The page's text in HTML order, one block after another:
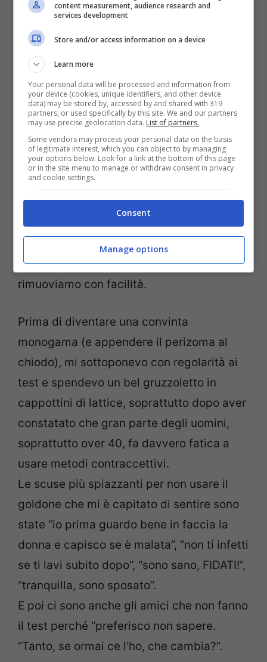
Perché l’AIDS non si può curare: i farmaci
antiretrovirali riescono solo a ritardare il
peggio e non esiste ancora un vaccino. E
perché chiunque può contrarre il virus,
anche tu che rimorchi quel barista carino e
pensi va be’, cosa vuoi che sia questa volta
senza…
1° dicembreè laGiornata Mondiale della
Lotta contro l’AIDS
A differenza di molti cinici, sono a favore
delle giornate commemorative, perché
sono spesso l’unico modo per stimolare la
nostra memoria su argomenti che
rimuoviamo con facilità.
Prima di diventare una convinta
monogama (e appendere il perizoma al
chiodo), mi sottoponevo con regolarità ai
test e spendevo un bel gruzzoletto in
cappottini di lattice, soprattutto dopo aver
constatato che gran parte degli uomini,
soprattutto over 40, fa davvero fatica a
usare metodi contraccettivi.
Le scuse più spiazzanti per non usare il
goldone che mi è capitato di sentire sono
state “io prima guardo bene in faccia la
donna e capisco se è malata”, “non ti infetti
se ti lavi subito dopo”, “sono sano, FIDATI!”,
“tranquilla, sono sposato”.
E poi ci sono anche gli amici che non fanno
il test perché “preferisco non sapere.
“Tanto, se ormai ce l’ho, che cambia?”.
content measurement, audience research and
services development
Store and/or access information on a device
Learn more
Your personal data will be processed and information from
your device (cookies, unique identifiers, and other device
data) may be stored by, accessed by and shared with 319
partners, or used specifically by this site. We and our partners
may use precise geolocation data. List of partners.
Some vendors may process your personal data on the basis
of legitimate interest, which you can object to by managing
your options below. Look for a link at the bottom of this page
or in the site menu to manage or withdraw consent in privacy
and cookie settings.
Consent
Manage options